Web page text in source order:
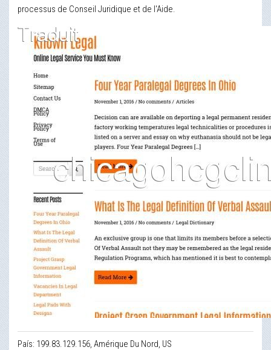
processus de Conseil Juridique et de l'Aide.
País: 199.83.129.156, Amérique Du Nord, US